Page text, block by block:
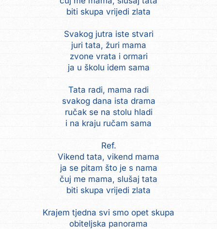
biti skupa vrijedi zlata
Svakog jutra iste stvari
juri tata, žuri mama
zvone vrata i ormari
ja u školu idem sama
Tata radi, mama radi
svakog dana ista drama
ručak se na stolu hladi
i na kraju ručam sama
Ref.
Vikend tata, vikend mama
ja se pitam što je s nama
čuj me mama, slušaj tata
biti skupa vrijedi zlata
Krajem tjedna svi smo opet skupa
obiteljska panorama